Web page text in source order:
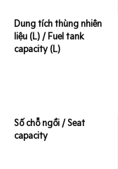
Dung tích thùng nhiên
liệu (L) / Fuel tank
capacity (L)
Số chỗ ngồi / Seat
capacity